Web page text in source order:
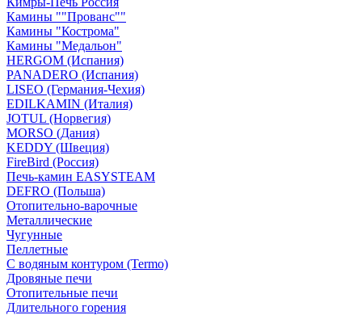
Камины ""Прованс""
Камины "Кострома"
Камины "Медальон"
HERGOM (Испания)
PANADERO (Испания)
LISEO (Германия-Чехия)
EDILKAMIN (Италия)
JOTUL (Норвегия)
MORSO (Дания)
KEDDY (Швеция)
FireBird (Россия)
Печь-камин EASYSTEAM
DEFRO (Польша)
Отопительно-варочные
Металлические
Чугунные
Пеллетные
С водяным контуром (Termo)
Дровяные печи
Отопительные печи
Длительного горения